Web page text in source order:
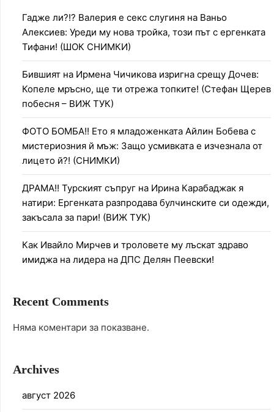
Гадже ли?!? Валерия е секс слугиня на Ваньо
Алексиев: Уреди му нова тройка, този път с ергенката
Тифани! (ШОК СНИМКИ)
Бившият на Ирмена Чичикова изригна срещу Дочев:
Копеле мръсно, ще ти отрежа топките! (Стефан Щерев
побесня – ВИЖ ТУК)
ФОТО БОМБА!! Ето я младоженката Айлин Бобева с
мистериозния й мъж: Защо усмивката е изчезнала от
лицето й?! (СНИМКИ)
ДРАМА!! Турският съпруг на Ирина Карабаджак я
натири: Ергенката разпродава булчинските си одежди,
закъсала за пари! (ВИЖ ТУК)
Как Ивайло Мирчев и троловете му лъскат здраво
имиджа на лидера на ДПС Делян Пеевски!
Recent Comments
Няма коментари за показване.
Archives
август 2026